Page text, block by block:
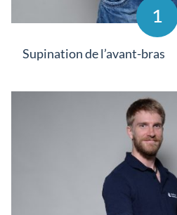
1
Supination de l’avant-bras